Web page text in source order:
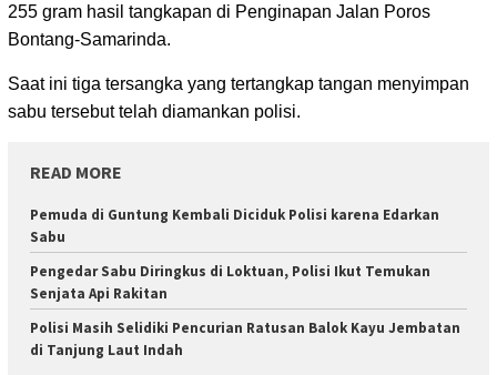
255 gram hasil tangkapan di Penginapan Jalan Poros
Bontang-Samarinda.
Saat ini tiga tersangka yang tertangkap tangan menyimpan
sabu tersebut telah diamankan polisi.
READ MORE
Pemuda di Guntung Kembali Diciduk Polisi karena Edarkan
Sabu
Pengedar Sabu Diringkus di Loktuan, Polisi Ikut Temukan
Senjata Api Rakitan
Polisi Masih Selidiki Pencurian Ratusan Balok Kayu Jembatan
di Tanjung Laut Indah